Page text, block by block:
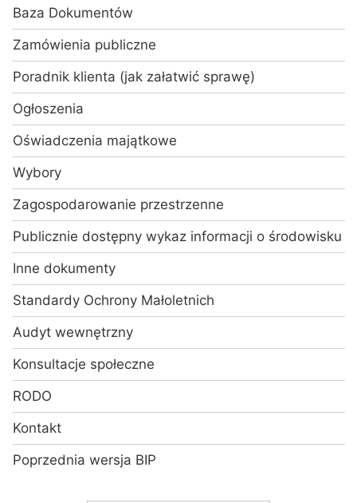
Baza Dokumentów
Zamówienia publiczne
Poradnik klienta (jak załatwić sprawę)
Ogłoszenia
Oświadczenia majątkowe
Wybory
Zagospodarowanie przestrzenne
Publicznie dostępny wykaz informacji o środowisku
Inne dokumenty
Standardy Ochrony Małoletnich
Audyt wewnętrzny
Konsultacje społeczne
RODO
Kontakt
Poprzednia wersja BIP